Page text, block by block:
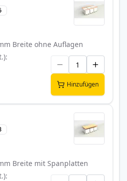
Breite ohne Auflagen
Hinzufügen
Breite mit Spanplatten